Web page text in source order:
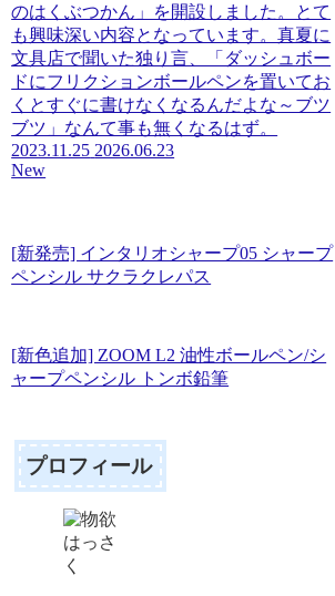
のはくぶつかん」を開設しました。とて
も興味深い内容となっています。真夏に
文具店で聞いた独り言、「ダッシュボー
ドにフリクションボールペンを置いてお
くとすぐに書けなくなるんだよな～ブツ
ブツ」なんて事も無くなるはず。
2023.11.25 2026.06.23
New
[新発売] インタリオシャープ05 シャープ
ペンシル サクラクレパス
[新色追加] ZOOM L2 油性ボールペン/シ
ャープペンシル トンボ鉛筆
プロフィール